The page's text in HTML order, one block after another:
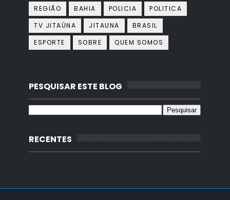
REGIÃO BAHIA POLICIA
POLITICA
TV JITAÚNA
JITAUNA
BRASIL
ESPORTE
SOBRE QUEM SOMOS
PESQUISAR ESTE BLOG
RECENTES